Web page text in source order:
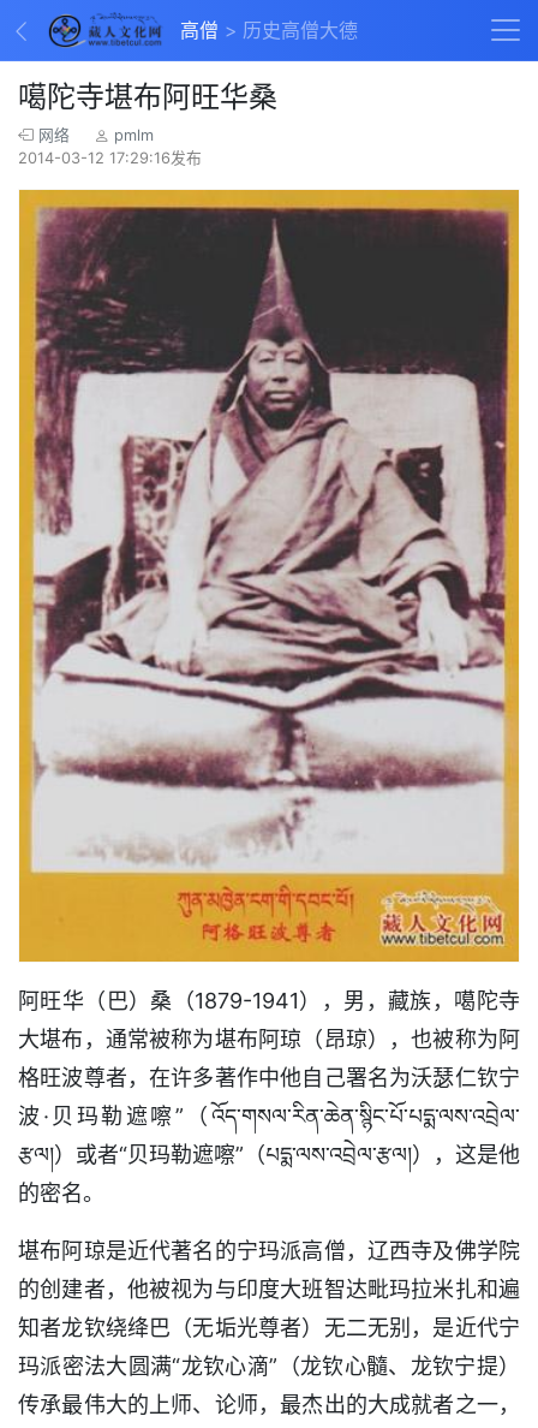
高僧 历史高僧大德
噶陀寺堪布阿旺华桑
网络
pmlm
2014-03-12 17:29:16发布
阿旺华（巴）桑（1879-1941），男，藏族，噶陀寺
大堪布，通常被称为堪布阿琼（昂琼），也被称为阿
格旺波尊者，在许多著作中他自己署名为沃瑟仁钦宁
波·贝玛勒遮嚓”（འོད་གསལ་རིན་ཆེན་སྙིང་པོ་པདྨ་ལས་འབྲེལ་
རྩལ།）或者“贝玛勒遮嚓”（པདྨ་ལས་འབྲེལ་རྩལ།），这是他
的密名。
堪布阿琼是近代著名的宁玛派高僧，辽西寺及佛学院
的创建者，他被视为与印度大班智达毗玛拉米扎和遍
知者龙钦绕绛巴（无垢光尊者）无二无别，是近代宁
玛派密法大圆满“龙钦心滴”（龙钦心髓、龙钦宁提）
传承最伟大的上师、论师，最杰出的大成就者之一，